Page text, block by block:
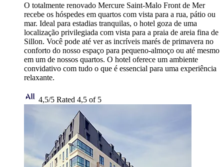
O totalmente renovado Mercure Saint-Malo Front de Mer
recebe os hóspedes em quartos com vista para a rua, pátio ou
mar. Ideal para estadias tranquilas, o hotel goza de uma
localização privilegiada com vista para a praia de areia fina de
Sillon. Você pode até ver as incríveis marés de primavera no
conforto do nosso espaço para pequeno-almoço ou até mesmo
em um de nossos quartos. O hotel oferece um ambiente
convidativo com tudo o que é essencial para uma experiência
relaxante.
4,5/5 Rated 4,5 of 5